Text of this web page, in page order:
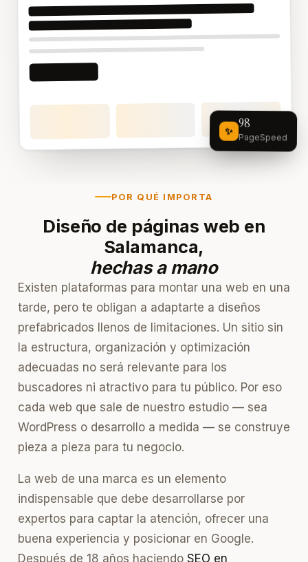
✨ 98
PageSpeed
POR QUÉ IMPORTA
Diseño de páginas web en
Salamanca,
hechas a mano
Existen plataformas para montar una web en una
tarde, pero te obligan a adaptarte a diseños
prefabricados llenos de limitaciones. Un sitio sin
la estructura, organización y optimización
adecuadas no será relevante para los
buscadores ni atractivo para tu público. Por eso
cada web que sale de nuestro estudio — sea
WordPress o desarrollo a medida — se construye
pieza a pieza para tu negocio.
La web de una marca es un elemento
indispensable que debe desarrollarse por
expertos para captar la atención, ofrecer una
buena experiencia y posicionar en Google.
Después de 18 años haciendo SEO en